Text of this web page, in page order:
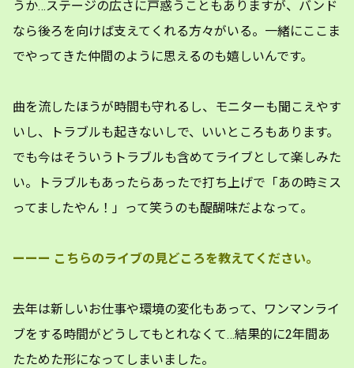
うか…ステージの広さに戸惑うこともありますが、バンド
なら後ろを向けば支えてくれる方々がいる。一緒にここま
でやってきた仲間のように思えるのも嬉しいんです。
曲を流したほうが時間も守れるし、モニターも聞こえやす
いし、トラブルも起きないしで、いいところもあります。
でも今はそういうトラブルも含めてライブとして楽しみた
い。トラブルもあったらあったで打ち上げで「あの時ミス
ってましたやん！」って笑うのも醍醐味だよなって。
ーーー こちらのライブの見どころを教えてください。
去年は新しいお仕事や環境の変化もあって、ワンマンライ
ブをする時間がどうしてもとれなくて…結果的に2年間あ
たためた形になってしまいました。